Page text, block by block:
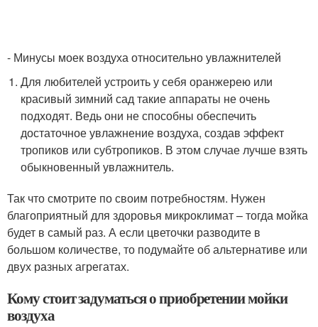
- Минусы моек воздуха относительно увлажнителей
Для любителей устроить у себя оранжерею или
красивый зимний сад такие аппараты не очень
подходят. Ведь они не способны обеспечить
достаточное увлажнение воздуха, создав эффект
тропиков или субтропиков. В этом случае лучше взять
обыкновенный увлажнитель.
Так что смотрите по своим потребностям. Нужен
благоприятный для здоровья микроклимат – тогда мойка
будет в самый раз. А если цветочки разводите в
большом количестве, то подумайте об альтернативе или
двух разных агрегатах.
Кому стоит задуматься о приобретении мойки
воздуха